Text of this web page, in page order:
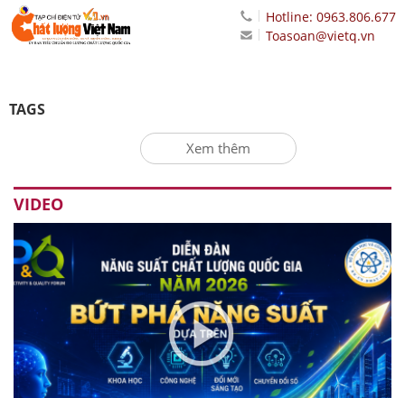
Hotline: 0963.806.677
Toasoan@vietq.vn
TAGS
Xem thêm
VIDEO